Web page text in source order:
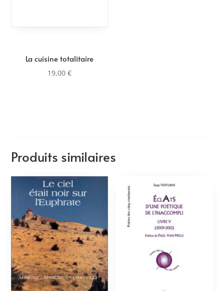
La cuisine totalitaire
19,00€
Produits similaires